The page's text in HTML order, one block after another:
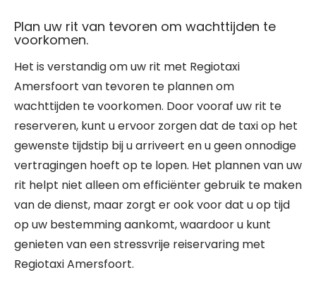
Plan uw rit van tevoren om wachttijden te
voorkomen.
Het is verstandig om uw rit met Regiotaxi
Amersfoort van tevoren te plannen om
wachttijden te voorkomen. Door vooraf uw rit te
reserveren, kunt u ervoor zorgen dat de taxi op het
gewenste tijdstip bij u arriveert en u geen onnodige
vertragingen hoeft op te lopen. Het plannen van uw
rit helpt niet alleen om efficiënter gebruik te maken
van de dienst, maar zorgt er ook voor dat u op tijd
op uw bestemming aankomt, waardoor u kunt
genieten van een stressvrije reiservaring met
Regiotaxi Amersfoort.